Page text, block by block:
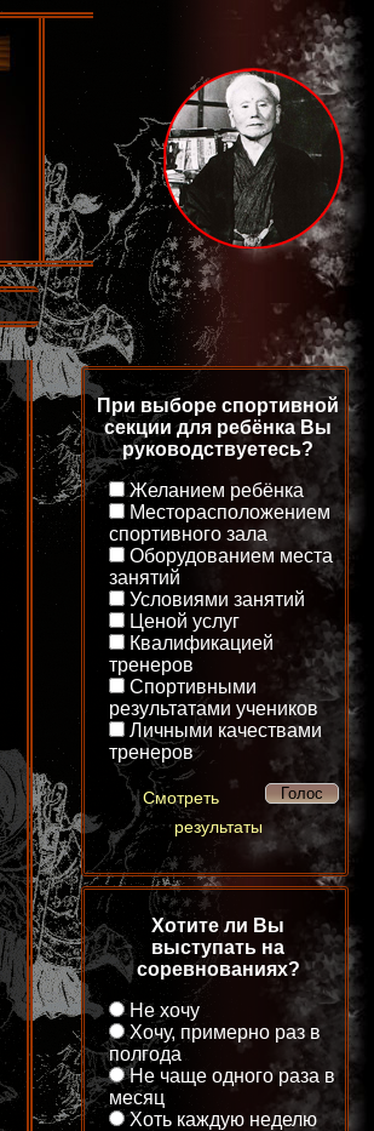
При выборе спортивной
секции для ребёнка Вы
руководствуетесь?
Желанием ребёнка
Месторасположением
спортивного зала
Оборудованием места
занятий
Условиями занятий
Ценой услуг
Квалификацией
тренеров
Спортивными
результатами учеников
Личными качествами
тренеров
Смотреть
результаты
Хотите ли Вы
выступать на
соревнованиях?
Не хочу
Хочу, примерно раз в
полгода
Не чаще одного раза в
месяц
Хоть каждую неделю